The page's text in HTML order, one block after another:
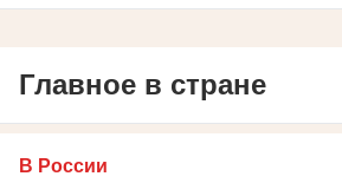
Главное в стране
В России